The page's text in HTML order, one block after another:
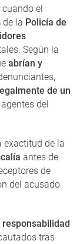
el
de la Policía de
Según la
abrían y
de un
del
exactitud de la
antes de
de
del acusado
tras